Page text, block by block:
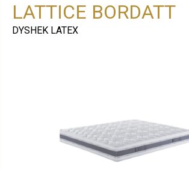
LATTICE BORDATT
DYSHEK LATEX